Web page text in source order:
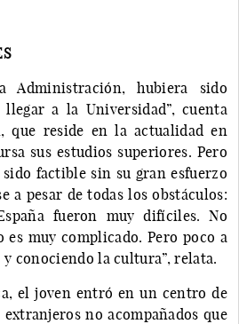
Administración, hubiera sido
a la Universidad”, cuenta
que reside en la actualidad en
sus estudios superiores. Pero
factible sin su gran esfuerzo
a pesar de todas los obstáculos:
fueron muy difíciles. No
es muy complicado. Pero poco a
conociendo la cultura”, relata.
el joven entró en un centro de
no acompañados que